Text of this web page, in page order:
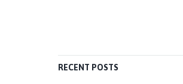
RECENT POSTS